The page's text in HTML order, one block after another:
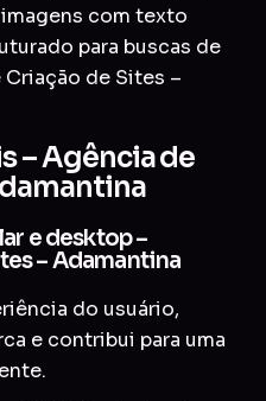
com texto
para buscas de
de Sites –
– Agência de
e desktop –
– Adamantina
do usuário,
e contribui para uma